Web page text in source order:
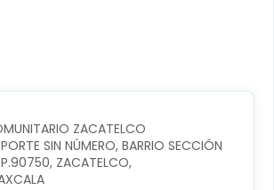
ZACATELCO
SIN NÚMERO, BARRIO SECCIÓN
ZACATELCO,